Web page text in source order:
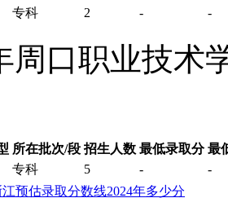
专科 2 - -
周口职业技术
所在批次/段 招生人数 最低录取分 最
专科 5 -
-
预估录取分数线2024年多少分